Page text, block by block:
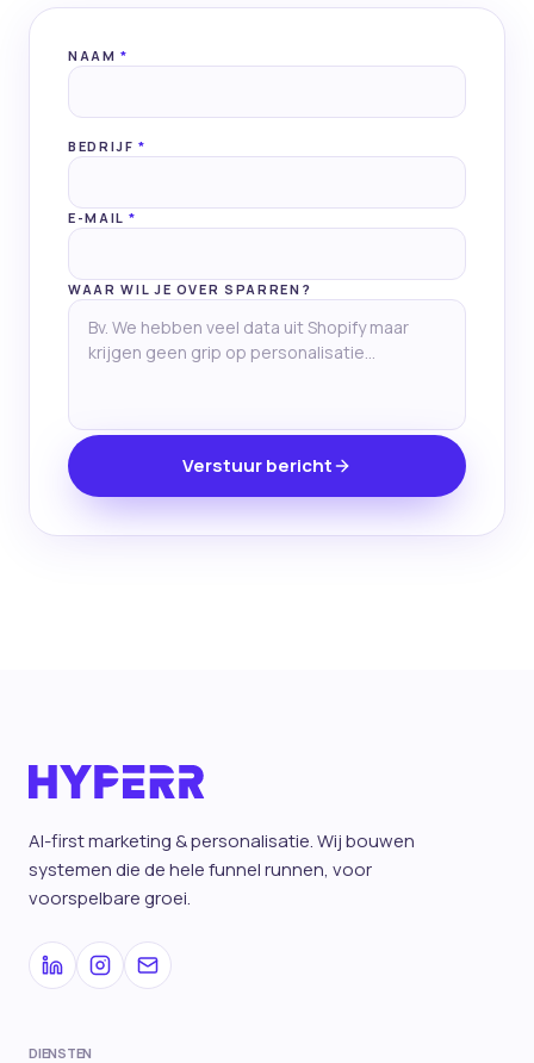
NAAM*
BEDRIJF*
E-MAIL *
WAAR WIL JE OVER SPARREN?
Verstuur bericht
AI-first marketing & personalisatie. Wij bouwen
systemen die de hele funnel runnen, voor
voorspelbare groei.
DIENSTEN